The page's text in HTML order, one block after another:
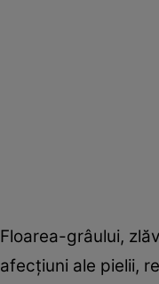
Floarea-grâului,
afecţiuni ale pielii,